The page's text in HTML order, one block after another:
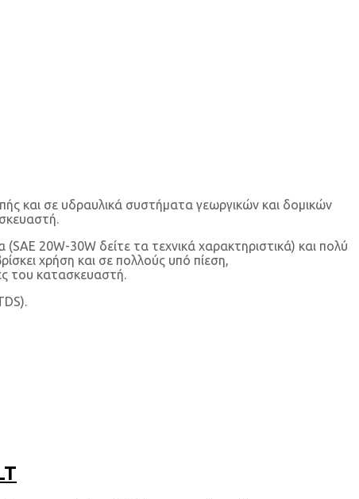
και σε υδραυλικά συστήματα γεωργικών και δομικών
20W-30W δείτε τα τεχνικά χαρακτηριστικά) και πολύ
χρήση και σε πολλούς υπό πίεση,
του κατασκευαστή.